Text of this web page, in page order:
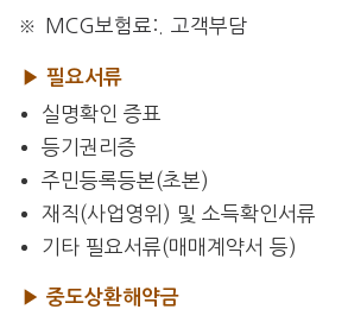
※ MCG보험료:. 고객부담
▶ 필요서류
실명확인 증표
등기권리증
주민등록등본(초본)
재직(사업영위) 및 소득확인서류
기타 필요서류(매매계약서 등)
▶ 중도상환해약금